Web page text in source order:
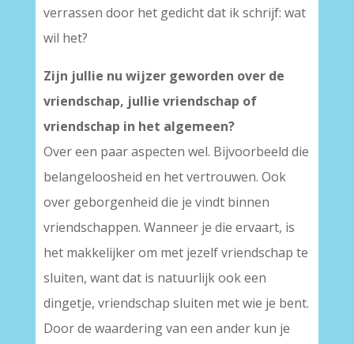
verrassen door het gedicht dat ik schrijf: wat
wil het?
Zijn jullie nu wijzer geworden over de
vriendschap, jullie vriendschap of
vriendschap in het algemeen?
Over een paar aspecten wel. Bijvoorbeeld die
belangeloosheid en het vertrouwen. Ook
over geborgenheid die je vindt binnen
vriendschappen. Wanneer je die ervaart, is
het makkelijker om met jezelf vriendschap te
sluiten, want dat is natuurlijk ook een
dingetje, vriendschap sluiten met wie je bent.
Door de waardering van een ander kun je